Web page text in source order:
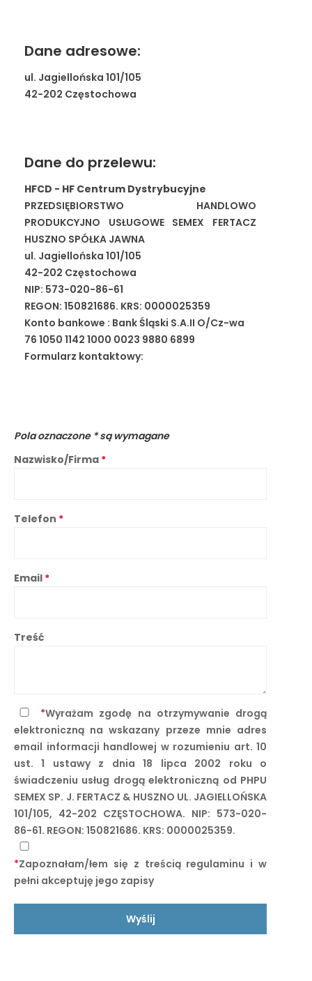
Dane adresowe:
ul. Jagiellońska 101/105
42-202 Częstochowa
Dane do przelewu:
HFCD - HF Centrum Dystrybucyjne
PRZEDSIĘBIORSTWO HANDLOWO
PRODUKCYJNO USŁUGOWE SEMEX FERTACZ
HUSZNO SPÓŁKA JAWNA
ul. Jagiellońska 101/105
42-202 Częstochowa
NIP: 573-020-86-61
REGON: 150821686. KRS: 0000025359
Konto bankowe : Bank Śląski S.A.II O/Cz-wa
76 1050 1142 1000 0023 9880 6899
Formularz kontaktowy:
Pola oznaczone *są wymagane
Nazwisko/Firma *
Telefon *
Email *
Treść
*Wyrażam zgodę na otrzymywanie drogą
elektroniczną na wskazany przeze mnie adres
email informacji handlowej w rozumieniu art. 10
ust. 1 ustawy z dnia 18 lipca 2002 roku o
świadczeniu usług drogą elektroniczną od PHPU
SEMEX SP. J. FERTACZ & HUSZNO UL. JAGIELLOŃSKA
101/105, 42-202 CZĘSTOCHOWA. NIP: 573-020-
86-61. REGON: 150821686. KRS: 0000025359.
*Zapoznałam/łem się z treścią regulaminu i w
pełni akceptuję jego zapisy